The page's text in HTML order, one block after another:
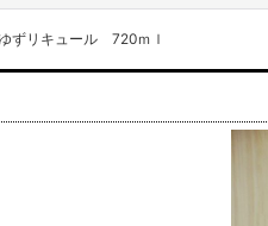
ずリキュール 720ｍｌ